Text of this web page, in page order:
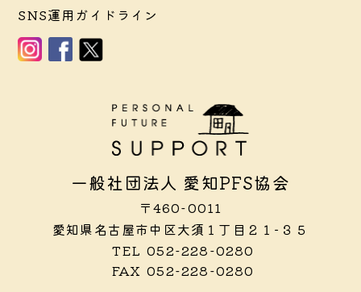
一般社団法人 愛知PFS協会
〒460-0011
愛知県名古屋市中区大須１丁目２１−３５
TEL 052-228-0280
FAX 052-228-0280
SNS運用ガイドライン